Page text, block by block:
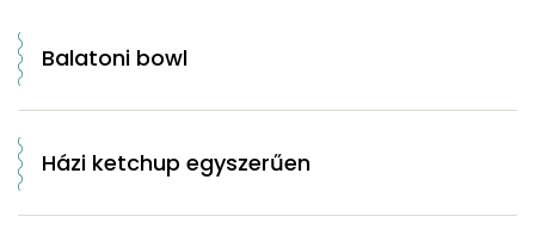
Balatoni bowl
Házi ketchup egyszerűen